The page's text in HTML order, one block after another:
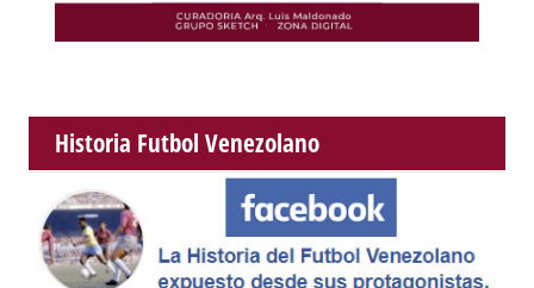
Historia Futbol Venezolano